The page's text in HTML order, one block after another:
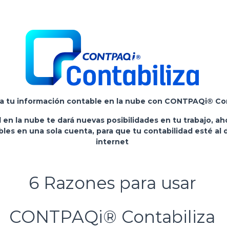
tu información contable en la nube con CONTPAQi®
la nube te dará nuevas posibilidades en tu trabajo,
en una sola cuenta, para que tu contabilidad esté al
internet
6 Razones para usar
CONTPAQi® Contabiliza